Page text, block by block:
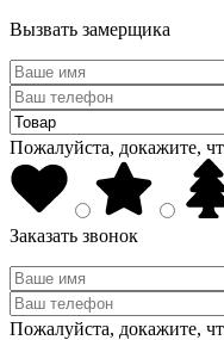
Вызвать замерщика
Пожалуйста, докажите,
Заказать звонок
Пожалуйста, докажите,